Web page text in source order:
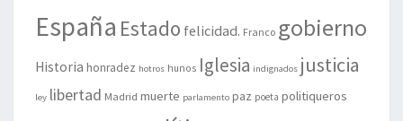
España Estado felicidad. Franco gobierno
Historia honradez hotros hunos Iglesia indignados justicia
ley libertad Madrid muerte parlamento paz poeta politiqueros